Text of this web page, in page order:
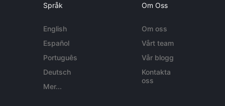
Språk
English
Español
Português
Deutsch
Mer...
Om Oss
Om oss
Vårt team
Vår blogg
Kontakta
oss